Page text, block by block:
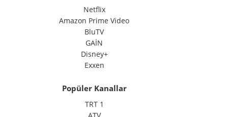
Netflix
Amazon Prime Video
BluTV
GAİN
Disney+
Exxen
Popüler Kanallar
TRT 1